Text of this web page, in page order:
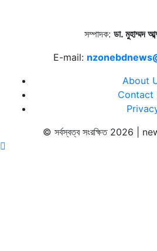
সম্পাদক: ডা. মুহাম্মদ
E-mail:
About
Contact
© সর্বস্বত্ব সংরক্ষিত 2026 |